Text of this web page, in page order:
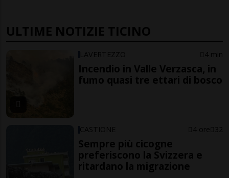
ULTIME NOTIZIE TICINO
LAVERTEZZO 4 min
Incendio in Valle Verzasca, in
fumo quasi tre ettari di bosco
CASTIONE 4 ore 32
Sempre più cicogne
preferiscono la Svizzera e
ritardano la migrazione